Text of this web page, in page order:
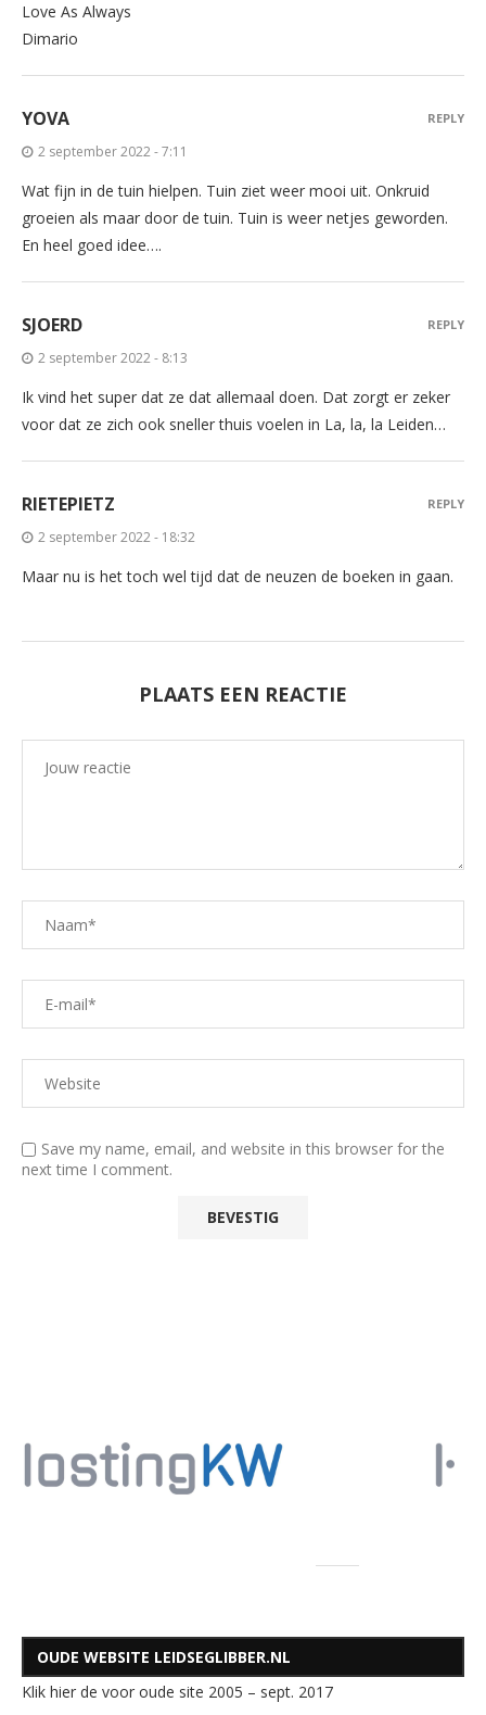
Love As Always
Dimario
YOVA
2 september 2022 - 7:11
Wat fijn in de tuin hielpen. Tuin ziet weer mooi uit. Onkruid
groeien als maar door de tuin. Tuin is weer netjes geworden.
En heel goed idee….
REPLY
SJOERD
2 september 2022 - 8:13
Ik vind het super dat ze dat allemaal doen. Dat zorgt er zeker
voor dat ze zich ook sneller thuis voelen in La, la, la Leiden…
REPLY
RIETEPIETZ
2 september 2022 - 18:32
Maar nu is het toch wel tijd dat de neuzen de boeken in gaan.
REPLY
PLAATS EEN REACTIE
Save my name, email, and website in this browser for the
next time I comment.
OUDE WEBSITE LEIDSEGLIBBER.NL
Klik hier de voor oude site 2005 – sept. 2017